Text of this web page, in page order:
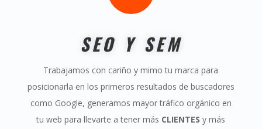
SEO Y SEM
Trabajamos con cariño y mimo tu marca para
posicionarla en los primeros resultados de buscadores
como Google, generamos mayor tráfico orgánico en
tu web para llevarte a tener más CLIENTES y más